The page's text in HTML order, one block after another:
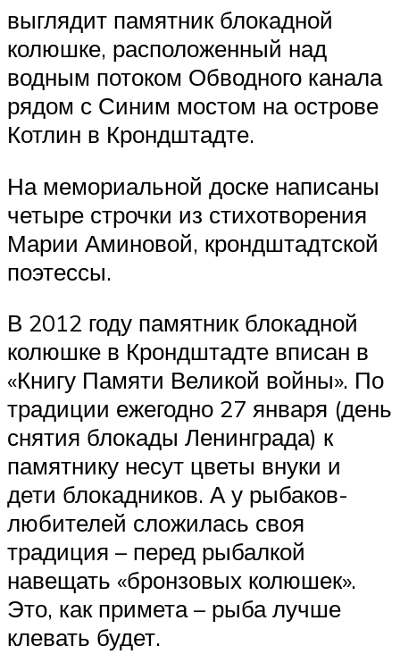
выглядит памятник блокадной
колюшке, расположенный над
водным потоком Обводного канала
рядом с Синим мостом на острове
Котлин в Крондштадте.
На мемориальной доске написаны
четыре строчки из стихотворения
Марии Аминовой, крондштадтской
поэтессы.
В 2012 году памятник блокадной
колюшке в Крондштадте вписан в
«Книгу Памяти Великой войны». По
традиции ежегодно 27 января (день
снятия блокады Ленинграда) к
памятнику несут цветы внуки и
дети блокадников. А у рыбаков-
любителей сложилась своя
традиция – перед рыбалкой
навещать «бронзовых колюшек».
Это, как примета – рыба лучше
клевать будет.